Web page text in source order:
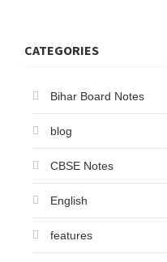
CATEGORIES
Bihar Board Notes
blog
CBSE Notes
English
features